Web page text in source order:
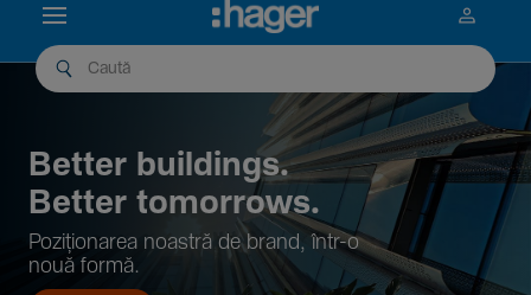
Better buil­dings.
Better tomor­rows.
Pozi­țio­narea noastră de brand, într-o
nouă formă.